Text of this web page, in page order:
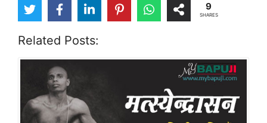
9
SHARES
Related Posts: